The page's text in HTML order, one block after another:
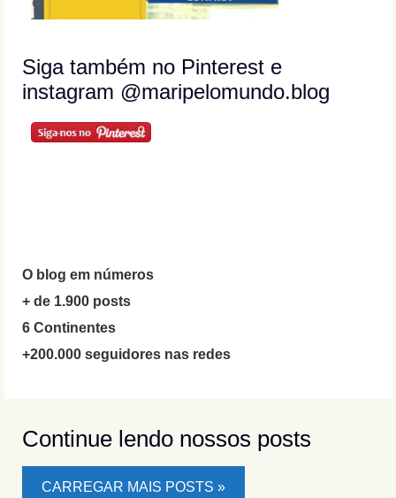
Siga também no Pinterest e
instagram @maripelomundo.blog
O blog em números
+ de 1.900 posts
6 Continentes
+200.000 seguidores nas redes
Continue lendo nossos posts
CARREGAR MAIS POSTS »